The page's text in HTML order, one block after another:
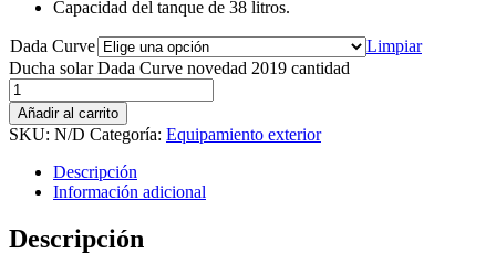
Capacidad del tanque de 38 litros.
Dada Curve
Limpiar
Ducha solar Dada Curve novedad 2019 cantidad
Añadir al carrito
SKU: N/D Categoría: Equipamiento exterior
Descripción
Información adicional
Descripción